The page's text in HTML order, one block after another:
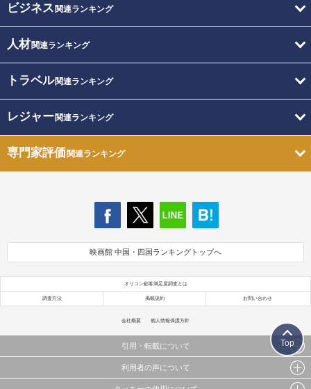
ビジネス 関連ランキング
人材関連ランキング
トラベル関連ランキング
レジャー関連ランキング
専門家評価関連ランキング
映画館 中国・四国ランキングトップへ
オリコン顧客満足度調査とは
調査方法 掲載規約 お問い合わせ
会社概要 個人情報保護方針
引用・転載について
当サイトで公開されている情報（文字、写真、イラスト、画像データ等）及びこれらの配置・
利用者の声について
Top